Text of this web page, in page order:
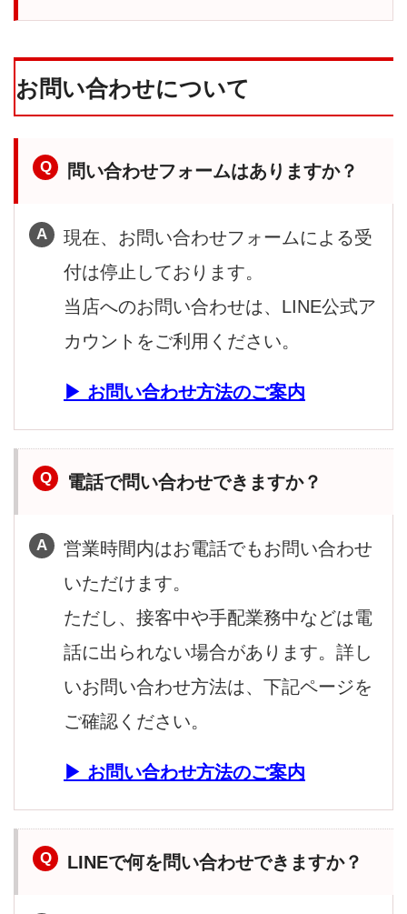
お問い合わせについて
問い合わせフォームはありますか？
現在、お問い合わせフォームによる受
付は停止しております。
当店へのお問い合わせは、LINE公式ア
カウントをご利用ください。
お問い合わせ方法のご案内
電話で問い合わせできますか？
営業時間内はお電話でもお問い合わせ
いただけます。
ただし、接客中や手配業務中などは電
話に出られない場合があります。詳し
いお問い合わせ方法は、下記ページを
ご確認ください。
お問い合わせ方法のご案内
LINEで何を問い合わせできますか？